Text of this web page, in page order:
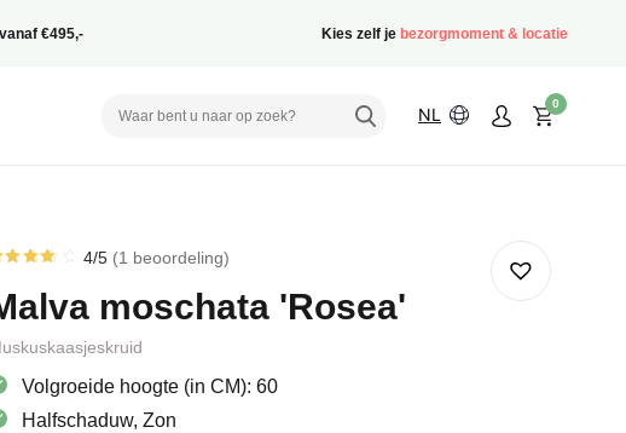
vanaf €495,- Kies zelf je bezorgmoment & locatie
NL
0
op
4/5 1 beoordeling
moschata 'Rosea'
Volgroeide hoogte (in CM): 60
Halfschaduw, Zon